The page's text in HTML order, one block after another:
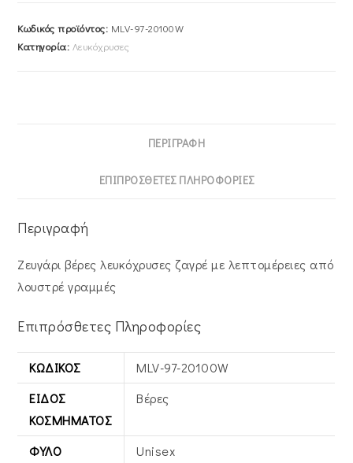
Λουστρέ
Γραμμές
Κωδικός προϊόντος: MLV-97-20100W
Κατηγορία: Λευκόχρυσες
ΠΕΡΙΓΡΑΦΉ
ΕΠΙΠΡΌΣΘΕΤΕΣ ΠΛΗΡΟΦΟΡΊΕΣ
Περιγραφή
Ζευγάρι βέρες λευκόχρυσες ζαγρέ με λεπτομέρειες από
λουστρέ γραμμές
Επιπρόσθετες Πληροφορίες
ΚΩΔΙΚΌΣ
MLV-97-20100W
ΕΊΔΟΣ
ΚΟΣΜΉΜΑΤΟΣ
Βέρες
ΦΎΛΟ Unisex